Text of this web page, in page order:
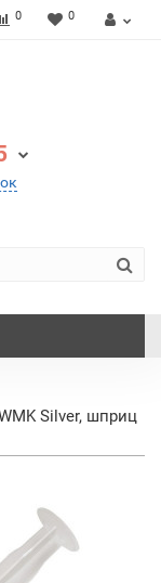
0 0
Silver, шприц